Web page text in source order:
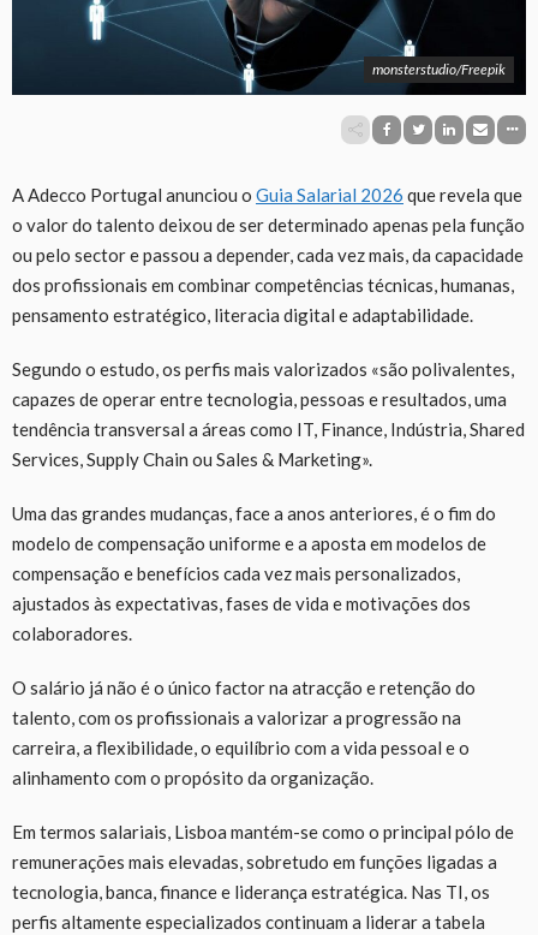
monsterstudio/Freepik
A Adecco Portugal anunciou o Guia Salarial 2026 que revela que
o valor do talento deixou de ser determinado apenas pela função
ou pelo sector e passou a depender, cada vez mais, da capacidade
dos profissionais em combinar competências técnicas, humanas,
pensamento estratégico, literacia digital e adaptabilidade.
Segundo o estudo, os perfis mais valorizados «são polivalentes,
capazes de operar entre tecnologia, pessoas e resultados, uma
tendência transversal a áreas como IT, Finance, Indústria, Shared
Services, Supply Chain ou Sales & Marketing».
Uma das grandes mudanças, face a anos anteriores, é o fim do
modelo de compensação uniforme e a aposta em modelos de
compensação e benefícios cada vez mais personalizados,
ajustados às expectativas, fases de vida e motivações dos
colaboradores.
O salário já não é o único factor na atracção e retenção do
talento, com os profissionais a valorizar a progressão na
carreira, a flexibilidade, o equilíbrio com a vida pessoal e o
alinhamento com o propósito da organização.
Em termos salariais, Lisboa mantém-se como o principal pólo de
remunerações mais elevadas, sobretudo em funções ligadas a
tecnologia, banca, finance e liderança estratégica. Nas TI, os
perfis altamente especializados continuam a liderar a tabela